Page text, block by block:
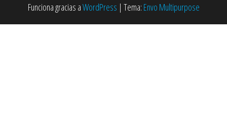
Funciona gracias aWordPress | Tema: Envo Multipurpose